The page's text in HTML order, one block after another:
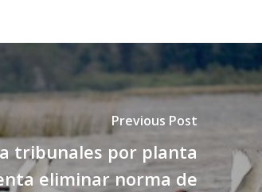
Previous Post
tribunales por planta
eliminar norma de